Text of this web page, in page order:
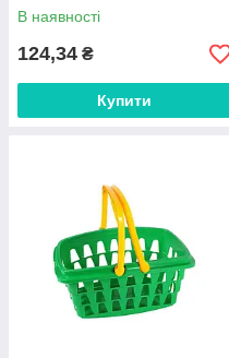
В наявності
124,34 ₴
Купити